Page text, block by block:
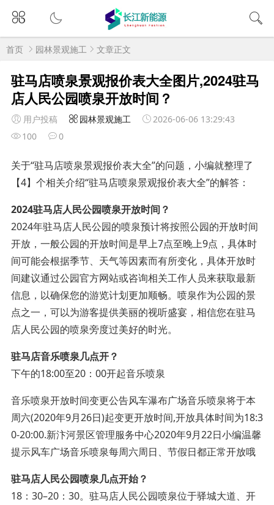
首页 园林景观施工 文章正文
驻马店喷泉景观报价表大全图片,2024驻马
店人民公园喷泉开放时间？
用户投稿 园林景观施工
2026-06-06 13:29:43
100
0
关于“驻马店喷泉景观报价表大全”的问题，小编就整理了
【4】个相关介绍“驻马店喷泉景观报价表大全”的解答：
2024驻马店人民公园喷泉开放时间？
2024年驻马店人民公园的喷泉预计将按照公园的开放时间
开放，一般公园的开放时间是早上7点至晚上9点，具体时
间可能会根据季节、天气等因素而有所变化，具体开放时
间建议通过公园官方网站或咨询相关工作人员来获取最新
信息，以确保您的游览计划更加顺畅。喷泉作为公园的景
点之一，可以为游客提供美丽的视听盛宴，相信您在驻马
店人民公园的喷泉旁度过美好的时光。
驻马店音乐喷泉几点开？
下午的18:00至20：00开起音乐喷泉
音乐喷泉开放时间变更公告风车瀑布广场音乐喷泉将于本
周六(2020年9月26日)起变更开放时间,开放具体时间为18:3
0-20:00.新汴河景区管理服务中心2020年9月22日小编温馨
提示风车广场音乐喷泉每周六周日、节假日都正常开放哦
驻马店人民公园喷泉几点开始？
18：30–20：30。驻马店人民公园喷泉位于驿城大道、开